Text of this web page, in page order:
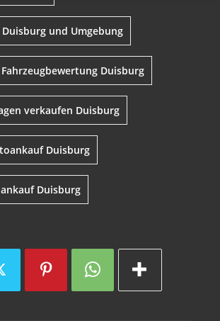
und Umgebung
Fahrzeugbewertung Duisburg
verkaufen Duisburg
Duisburg
Duisburg